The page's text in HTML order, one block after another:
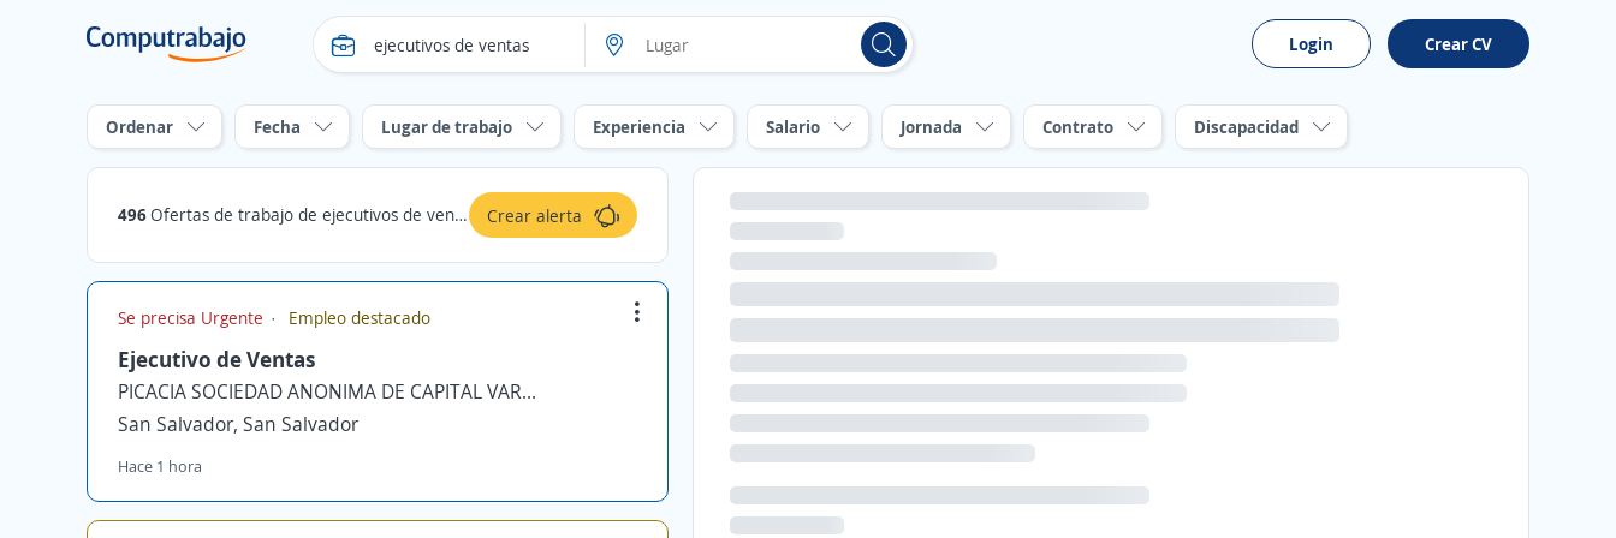
Login Crear CV
Ordenar Fecha Lugar de trabajo Experiencia Salario Jornada Contrato Discapacidad
496Ofertas de trabajo de ejecutivos de ventas Crear alerta
Se precisa Urgente Empleo destacado
Ejecutivo de Ventas
PICACIA SOCIEDAD ANONIMA DE CAPITAL VARIABLE
San Salvador, San Salvador
Hace 1 hora